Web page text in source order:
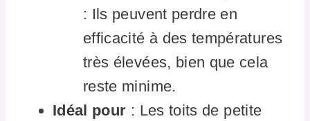
: Ils peuvent perdre en
efficacité à des températures
très élevées, bien que cela
reste minime.
Idéal pour : Les toits de petite